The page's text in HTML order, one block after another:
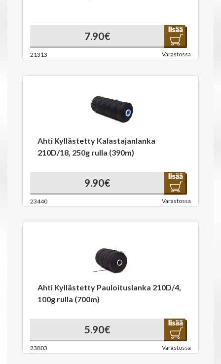
7.90€
21313 Varastossa
Ahti Kyllästetty Kalastajanlanka
210D/18, 250g rulla (390m)
9.90€
23440 Varastossa
Ahti Kyllästetty Pauloituslanka 210D/4,
100g rulla (700m)
5.90€
23803 Varastossa